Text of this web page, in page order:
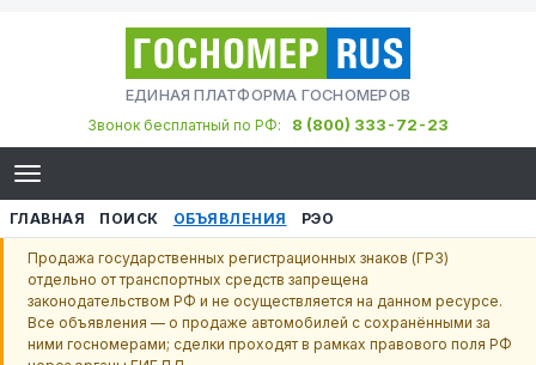
ЕДИНАЯ ПЛАТФОРМА ГОСНОМЕРОВ
Звонок бесплатный по РФ:
8 (800) 333-72-23
ГЛАВНАЯ ПОИСК ОБЪЯВЛЕНИЯ РЭО
Продажа государственных регистрационных знаков (ГРЗ)
отдельно от транспортных средств запрещена
законодательством РФ и не осуществляется на данном ресурсе.
Все объявления — о продаже автомобилей с сохранёнными за
ними госномерами; сделки проходят в рамках правового поля РФ